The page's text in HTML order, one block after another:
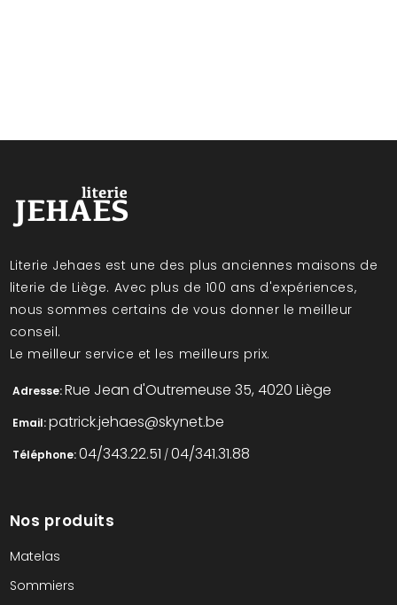
Literie Jehaes est une des plus anciennes maisons de
literie de Liège. Avec plus de 100 ans d'expériences,
nous sommes certains de vous donner le meilleur
conseil.
Le meilleur service et les meilleurs prix.
Adresse: Rue Jean d'Outremeuse 35, 4020 Liège
Email: patrick.jehaes@skynet.be
Téléphone: 04/343.22.51 /04/341.31.88
Nos produits
Matelas
Sommiers